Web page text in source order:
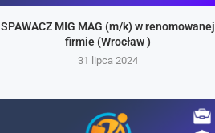
SPAWACZ MIG MAG (m/k) w renomowanej
firmie (Wrocław )
31 lipca 2024